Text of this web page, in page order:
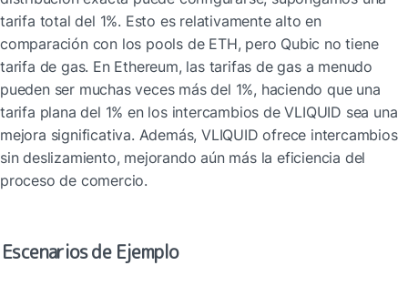
tarifa total del 1%. Esto es relativamente alto en
comparación con los pools de ETH, pero Qubic no tiene
tarifa de gas. En Ethereum, las tarifas de gas a menudo
pueden ser muchas veces más del 1%, haciendo que una
tarifa plana del 1% en los intercambios de VLIQUID sea una
mejora significativa. Además, VLIQUID ofrece intercambios
sin deslizamiento, mejorando aún más la eficiencia del
proceso de comercio.
Escenarios de Ejemplo